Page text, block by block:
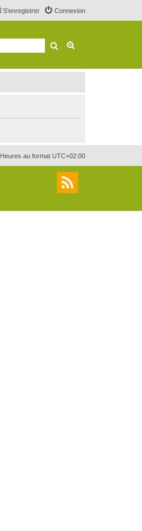
Connexion
S’enregistrer
Rechercher
Heures au format UTC+02:00